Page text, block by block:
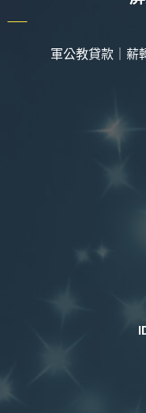
軍公教貸款｜薪